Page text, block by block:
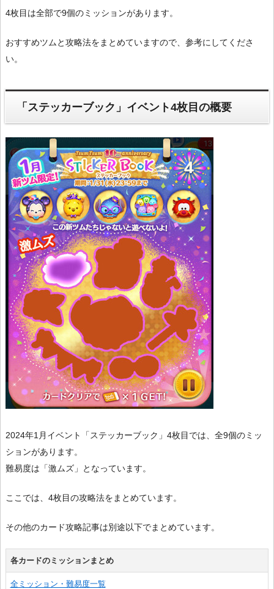
4枚目は全部で9個のミッションがあります。
おすすめツムと攻略法をまとめていますので、参考にしてくださ
い。
「ステッカーブック」イベント4枚目の概要
2024年1月イベント「ステッカーブック」4枚目では、全9個のミッ
ションがあります。
難易度は「激ムズ」となっています。
ここでは、4枚目の攻略法をまとめています。
その他のカード攻略記事は別途以下でまとめています。
各カードのミッションまとめ
全ミッション・難易度一覧